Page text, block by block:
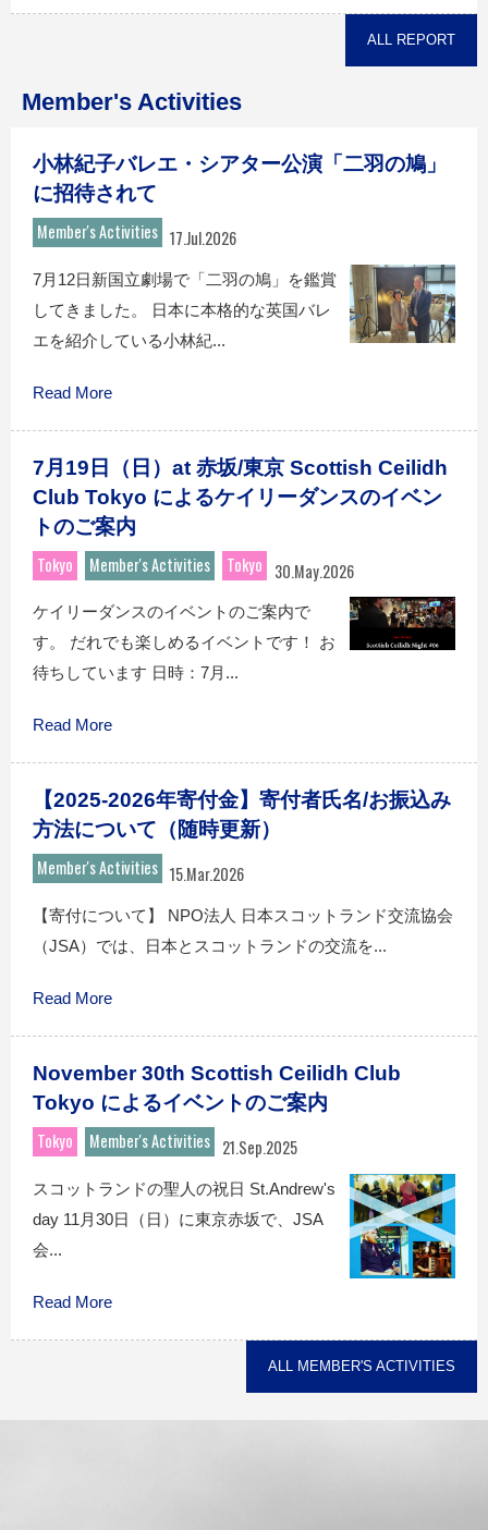
ALL REPORT
Member's Activities
小林紀子バレエ・シアター公演「二羽の鳩」
に招待されて
Member's Activities 17.Jul.2026
7月12日新国立劇場で「二羽の鳩」を鑑賞
してきました。 日本に本格的な英国バレ
エを紹介している小林紀...
Read More
7月19日（日）at 赤坂/東京 Scottish Ceilidh
Club Tokyo によるケイリーダンスのイベン
トのご案内
Tokyo
Member's Activities Tokyo 30.May.2026
ケイリーダンスのイベントのご案内で
す。 だれでも楽しめるイベントです！ お
待ちしています 日時：7月...
Read More
【2025-2026年寄付金】寄付者氏名/お振込み
方法について（随時更新）
Member's Activities 15.Mar.2026
【寄付について】 NPO法人 日本スコットランド交流協会
（JSA）では、日本とスコットランドの交流を...
Read More
November 30th Scottish Ceilidh Club
Tokyo によるイベントのご案内
Tokyo
Member's Activities 21.Sep.2025
スコットランドの聖人の祝日 St.Andrew's
day 11月30日（日）に東京赤坂で、JSA
会...
Read More
ALL MEMBER'S ACTIVITIES